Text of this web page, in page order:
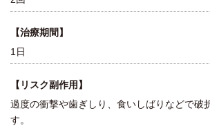
【治療期間】
1日
【リスク副作用】
過度の衝撃や歯ぎしり、食いしばりなどで破
す。